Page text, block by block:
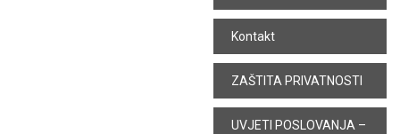
Kontakt
ZAŠTITA PRIVATNOSTI
UVJETI POSLOVANJA –